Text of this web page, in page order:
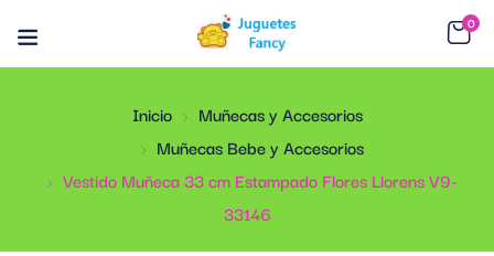
0
Inicio
Muñecas y Accesorios
Muñecas Bebe y Accesorios
Vestido Muñeca 33 cm Estampado Flores Llorens V9-
33146